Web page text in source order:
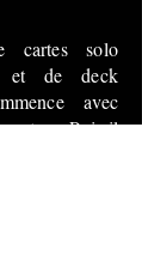
cartes solo
et de deck
avec
Puis il